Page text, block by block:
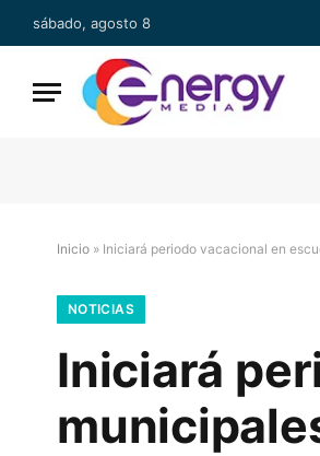
sábado, agosto 8
Inicio » Iniciará periodo vacacional en
NOTICIAS
Iniciará